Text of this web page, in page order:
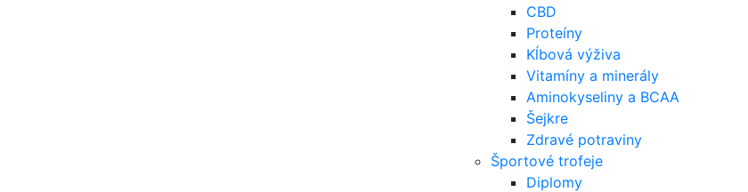
CBD
Proteíny
Kĺbová výživa
Vitamíny a minerály
Aminokyseliny a BCAA
Šejkre
Zdravé potraviny
Športové trofeje
Diplomy